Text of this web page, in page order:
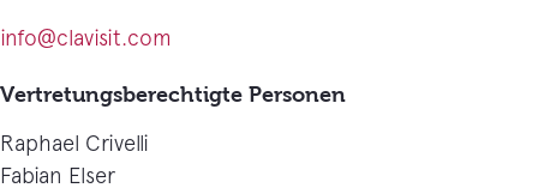
info@clavisit.com
Vertretungsberechtigte Personen
Raphael Crivelli
Fabian Elser